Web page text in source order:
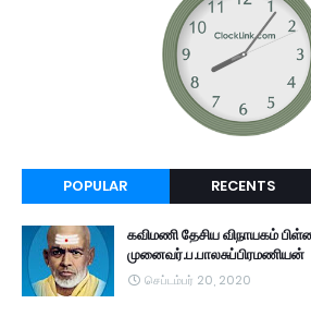
POPULAR RECENTS
கவிமணி தேசிய விநாயகம்
முனைவர்.ப.பாலசுப்பிரமணியன்
செப்டம்பர் 20, 2020